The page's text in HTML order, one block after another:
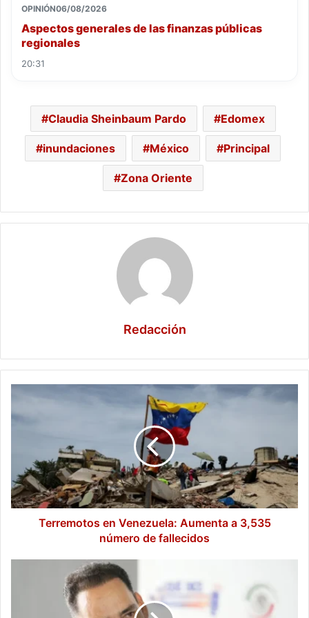
OPINIÓN06/08/2026
Aspectos generales de las finanzas públicas
regionales
20:31
Claudia Sheinbaum Pardo Edomex
inundaciones México Principal
Zona Oriente
Redacción
Venezuela:
3,535
número
de
fallecidos
Terremotos en Venezuela: Aumenta a 3,535
número de fallecidos